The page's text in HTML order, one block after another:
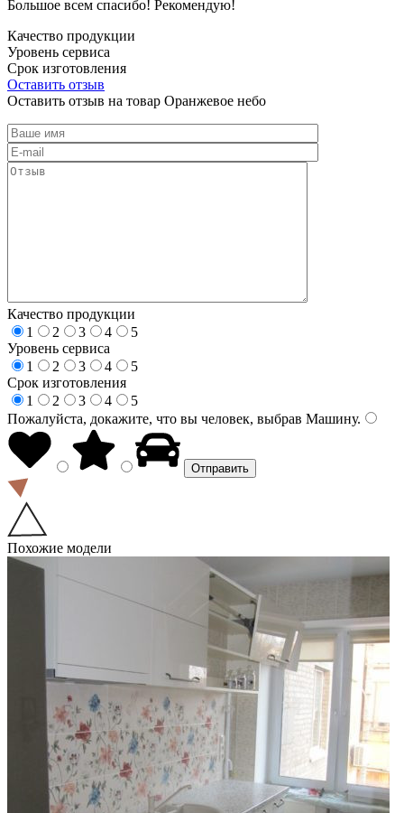
Большое всем спасибо! Рекомендую!
Качество продукции
Уровень сервиса
Срок изготовления
Оставить отзыв
Оставить отзыв на товар Оранжевое небо
Качество продукции
1
2 3 4
5
Уровень сервиса
1
2 3 4
5
Срок изготовления
1
2 3 4
5
Пожалуйста, докажите, что вы человек, выбрав Машину.
Похожие модели